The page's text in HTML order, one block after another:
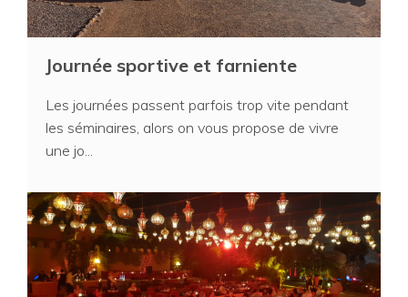
Journée sportive et farniente
Les journées passent parfois trop vite pendant
les séminaires, alors on vous propose de vivre
une jo...